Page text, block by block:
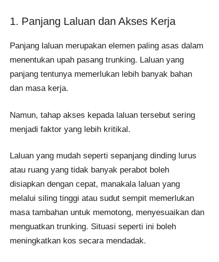
1. Panjang Laluan dan Akses Kerja
Panjang laluan merupakan elemen paling asas dalam
menentukan upah pasang trunking. Laluan yang
panjang tentunya memerlukan lebih banyak bahan
dan masa kerja.
Namun, tahap akses kepada laluan tersebut sering
menjadi faktor yang lebih kritikal.
Laluan yang mudah seperti sepanjang dinding lurus
atau ruang yang tidak banyak perabot boleh
disiapkan dengan cepat, manakala laluan yang
melalui siling tinggi atau sudut sempit memerlukan
masa tambahan untuk memotong, menyesuaikan dan
menguatkan trunking. Situasi seperti ini boleh
meningkatkan kos secara mendadak.